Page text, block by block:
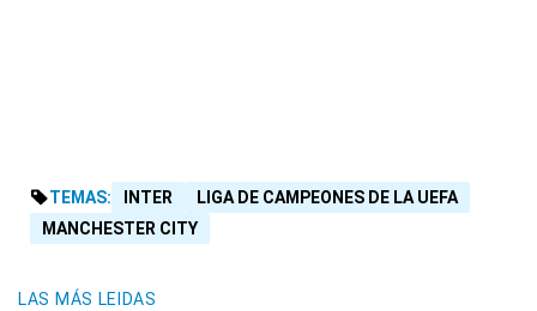
TEMAS: INTER
LIGA DE CAMPEONES DE LA UEFA
MANCHESTER CITY
LAS MÁS LEIDAS